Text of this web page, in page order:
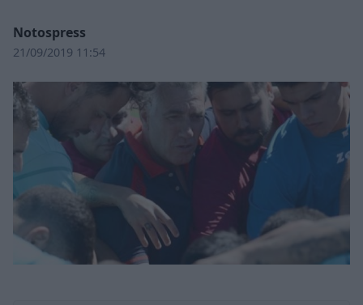
Notospress
21/09/2019 11:54